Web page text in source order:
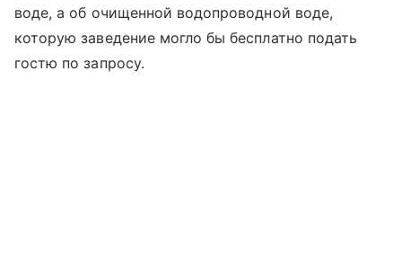
воде, а об очищенной водопроводной воде,
которую заведение могло бы бесплатно подать
гостю по запросу.